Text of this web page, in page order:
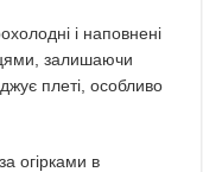
і наповнені
залишаючи
плеті, особливо
огірками в